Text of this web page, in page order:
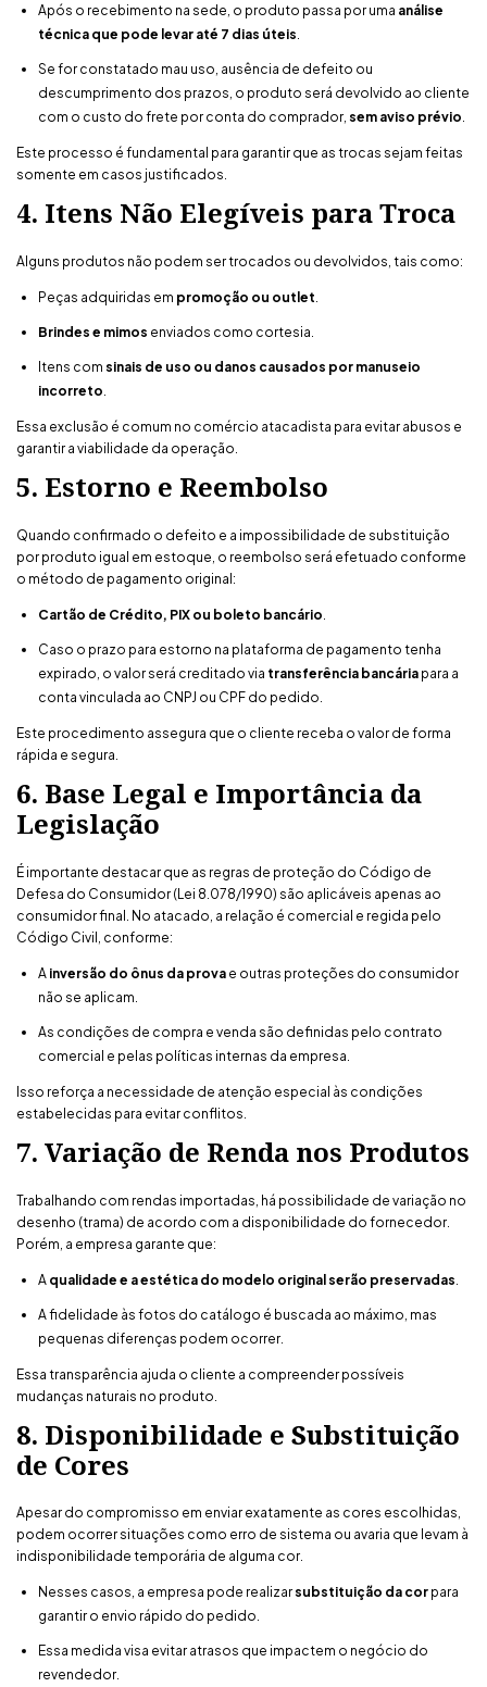
Após o recebimento na sede, o produto passa por uma análise
técnica que pode levar até 7 dias úteis
Se for constatado mau uso, ausência de defeito ou
descumprimento dos prazos, o produto será devolvido ao cliente
com o custo do frete por conta do comprador, sem aviso prévio
Este processo é fundamental para garantir que as trocas sejam feitas
somente em casos justificados.
4. Itens Não Elegíveis para Troca
Alguns produtos não podem ser trocados ou devolvidos, tais como:
Peças adquiridas em promoção ou outlet
Brindes e mimos enviados como cortesia.
Itens com sinais de uso ou danos causados por manuseio
incorreto
Essa exclusão é comum no comércio atacadista para evitar abusos e
garantir a viabilidade da operação.
5. Estorno e Reembolso
Quando confirmado o defeito e a impossibilidade de substituição
por produto igual em estoque, o reembolso será efetuado conforme
o método de pagamento original:
Cartão de Crédito, PIX ou boleto bancário
Caso o prazo para estorno na plataforma de pagamento tenha
expirado, o valor será creditado via transferência bancária para a
conta vinculada ao CNPJ ou CPF do pedido.
Este procedimento assegura que o cliente receba o valor de forma
rápida e segura.
6. Base Legal e Importância da
Legislação
É importante destacar que as regras de proteção do Código de
Defesa do Consumidor (Lei 8.078/1990) são aplicáveis apenas ao
consumidor final. No atacado, a relação é comercial e regida pelo
Código Civil, conforme:
A inversão do ônus da prova e outras proteções do consumidor
não se aplicam.
As condições de compra e venda são definidas pelo contrato
comercial e pelas políticas internas da empresa.
Isso reforça a necessidade de atenção especial às condições
estabelecidas para evitar conflitos.
7. Variação de Renda nos Produtos
Trabalhando com rendas importadas, há possibilidade de variação no
desenho (trama) de acordo com a disponibilidade do fornecedor.
Porém, a empresa garante que:
A qualidade e a estética do modelo original serão preservadas
A fidelidade às fotos do catálogo é buscada ao máximo, mas
pequenas diferenças podem ocorrer.
Essa transparência ajuda o cliente a compreender possíveis
mudanças naturais no produto.
8. Disponibilidade e Substituição
de Cores
Apesar do compromisso em enviar exatamente as cores escolhidas,
podem ocorrer situações como erro de sistema ou avaria que levam à
indisponibilidade temporária de alguma cor.
Nesses casos, a empresa pode realizar substituição da cor para
garantir o envio rápido do pedido.
Essa medida visa evitar atrasos que impactem o negócio do
revendedor.